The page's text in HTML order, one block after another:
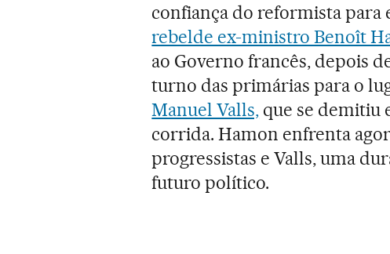
confiança do reformista para
rebelde ex-ministro Benoît
ao Governo francês, depois
turno das primárias para o
Manuel Valls, que se demitiu
corrida. Hamon enfrenta
progressistas e Valls, uma
futuro político.